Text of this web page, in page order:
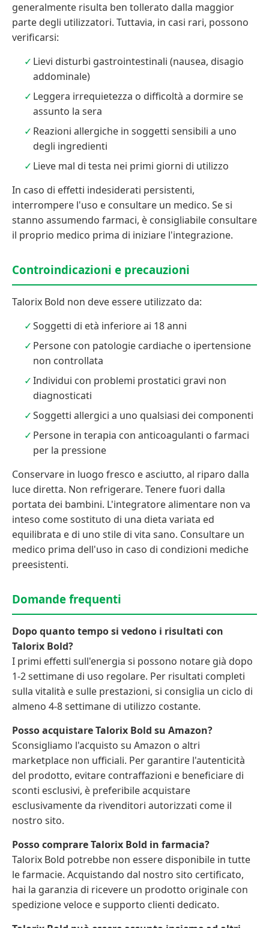
generalmente risulta ben tollerato dalla maggior
parte degli utilizzatori. Tuttavia, in casi rari, possono
verificarsi:
Lievi disturbi gastrointestinali (nausea, disagio
addominale)
Leggera irrequietezza o difficoltà a dormire se
assunto la sera
Reazioni allergiche in soggetti sensibili a uno
degli ingredienti
Lieve mal di testa nei primi giorni di utilizzo
In caso di effetti indesiderati persistenti,
interrompere l'uso e consultare un medico. Se si
stanno assumendo farmaci, è consigliabile consultare
il proprio medico prima di iniziare l'integrazione.
Controindicazioni e precauzioni
Talorix Bold non deve essere utilizzato da:
Soggetti di età inferiore ai 18 anni
Persone con patologie cardiache o ipertensione
non controllata
Individui con problemi prostatici gravi non
diagnosticati
Soggetti allergici a uno qualsiasi dei componenti
Persone in terapia con anticoagulanti o farmaci
per la pressione
Conservare in luogo fresco e asciutto, al riparo dalla
luce diretta. Non refrigerare. Tenere fuori dalla
portata dei bambini. L'integratore alimentare non va
inteso come sostituto di una dieta variata ed
equilibrata e di uno stile di vita sano. Consultare un
medico prima dell'uso in caso di condizioni mediche
preesistenti.
Domande frequenti
Dopo quanto tempo si vedono i risultati con
Talorix Bold?
I primi effetti sull'energia si possono notare già dopo
1-2 settimane di uso regolare. Per risultati completi
sulla vitalità e sulle prestazioni, si consiglia un ciclo di
almeno 4-8 settimane di utilizzo costante.
Posso acquistare Talorix Bold su Amazon?
Sconsigliamo l'acquisto su Amazon o altri
marketplace non ufficiali. Per garantire l'autenticità
del prodotto, evitare contraffazioni e beneficiare di
sconti esclusivi, è preferibile acquistare
esclusivamente da rivenditori autorizzati come il
nostro sito.
Posso comprare Talorix Bold in farmacia?
Talorix Bold potrebbe non essere disponibile in tutte
le farmacie. Acquistando dal nostro sito certificato,
hai la garanzia di ricevere un prodotto originale con
spedizione veloce e supporto clienti dedicato.